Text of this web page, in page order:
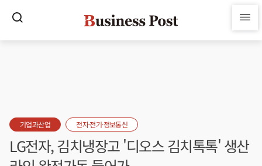
기업과산업 전자·전기·정보통신
LG전자, 김치냉장고 '디오스 김치톡톡' 생산